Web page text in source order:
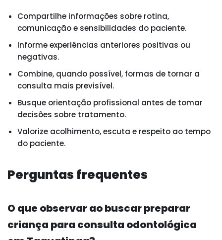
Compartilhe informações sobre rotina,
comunicação e sensibilidades do paciente.
Informe experiências anteriores positivas ou
negativas.
Combine, quando possível, formas de tornar a
consulta mais previsível.
Busque orientação profissional antes de tomar
decisões sobre tratamento.
Valorize acolhimento, escuta e respeito ao tempo
do paciente.
Perguntas frequentes
O que observar ao buscar preparar
criança para consulta odontológica